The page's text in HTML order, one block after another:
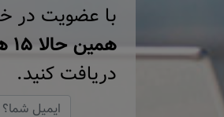
با عضویت در
همین حالا ۱۵ هزار تومان کد‌تخفیف خرید آنلاین
دریافت کنید.